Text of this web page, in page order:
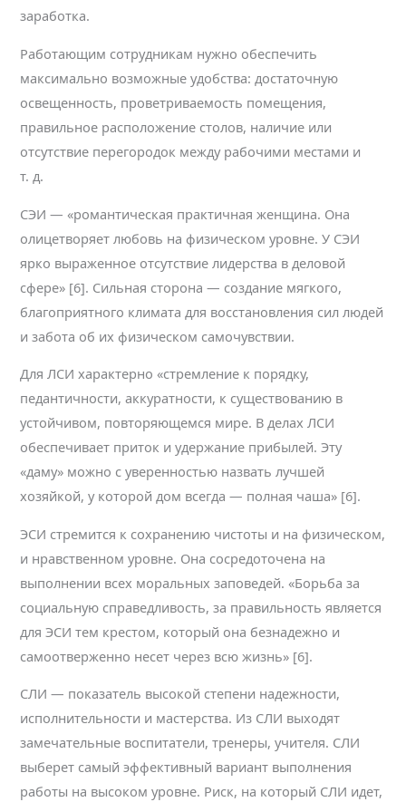
заработка.
Работающим сотрудникам нужно обеспечить
максимально возможные удобства: достаточную
освещенность, проветриваемость помещения,
правильное расположение столов, наличие или
отсутствие перегородок между рабочими местами и
т. д.
СЭИ — «романтическая практичная женщина. Она
олицетворяет любовь на физическом уровне. У СЭИ
ярко выраженное отсутствие лидерства в деловой
сфере» [6]. Сильная сторона — создание мягкого,
благоприятного климата для восстановления сил людей
и забота об их физическом самочувствии.
Для ЛСИ характерно «стремление к порядку,
педантичности, аккуратности, к существованию в
устойчивом, повторяющемся мире. В делах ЛСИ
обеспечивает приток и удержание прибылей. Эту
«даму» можно с уверенностью назвать лучшей
хозяйкой, у которой дом всегда — полная чаша» [6].
ЭСИ стремится к сохранению чистоты и на физическом,
и нравственном уровне. Она сосредоточена на
выполнении всех моральных заповедей. «Борьба за
социальную справедливость, за правильность является
для ЭСИ тем крестом, который она безнадежно и
самоотверженно несет через всю жизнь» [6].
СЛИ — показатель высокой степени надежности,
исполнительности и мастерства. Из СЛИ выходят
замечательные воспитатели, тренеры, учителя. СЛИ
выберет самый эффективный вариант выполнения
работы на высоком уровне. Риск, на который СЛИ идет,